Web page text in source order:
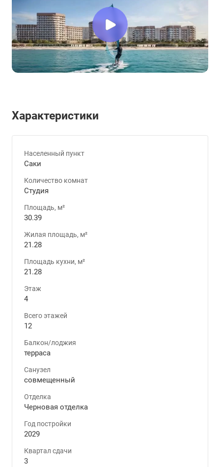
Характеристики
Населенный пункт
Саки
Количество комнат
Студия
Площадь, м²
30.39
Жилая площадь, м²
21.28
Площадь кухни, м²
21.28
Этаж
4
Всего этажей
12
Балкон/лоджия
терраса
Санузел
совмещенный
Отделка
Черновая отделка
Год постройки
2029
Квартал сдачи
3